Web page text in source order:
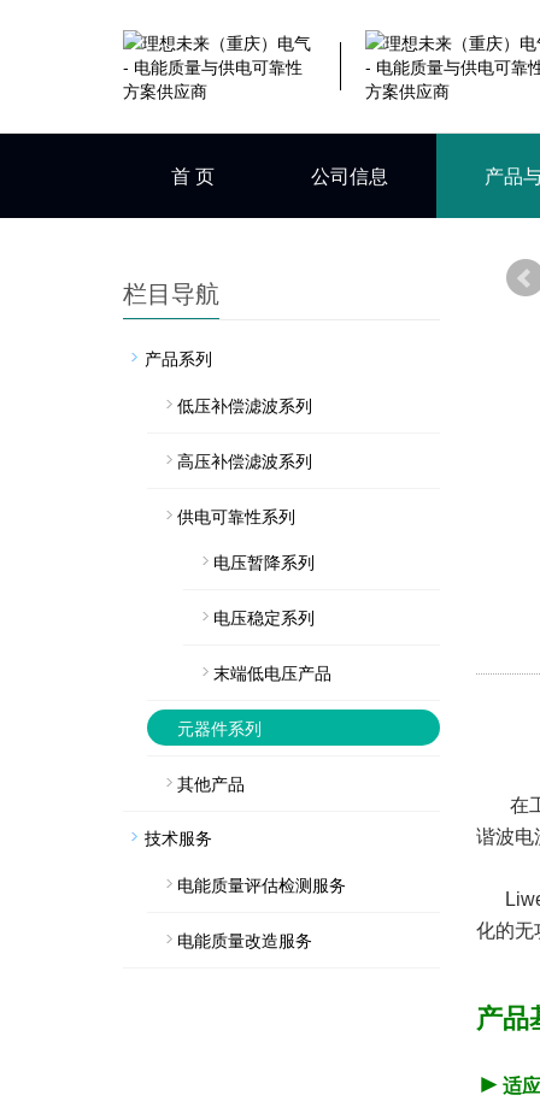
首 页 公司信息 产品
在
谐波电
Liwe
化的无
产品
► 适
栏目导航
产品系列
低压补偿滤波系列
高压补偿滤波系列
供电可靠性系列
电压暂降系列
电压稳定系列
末端低电压产品
元器件系列
其他产品
技术服务
电能质量评估检测服务
电能质量改造服务